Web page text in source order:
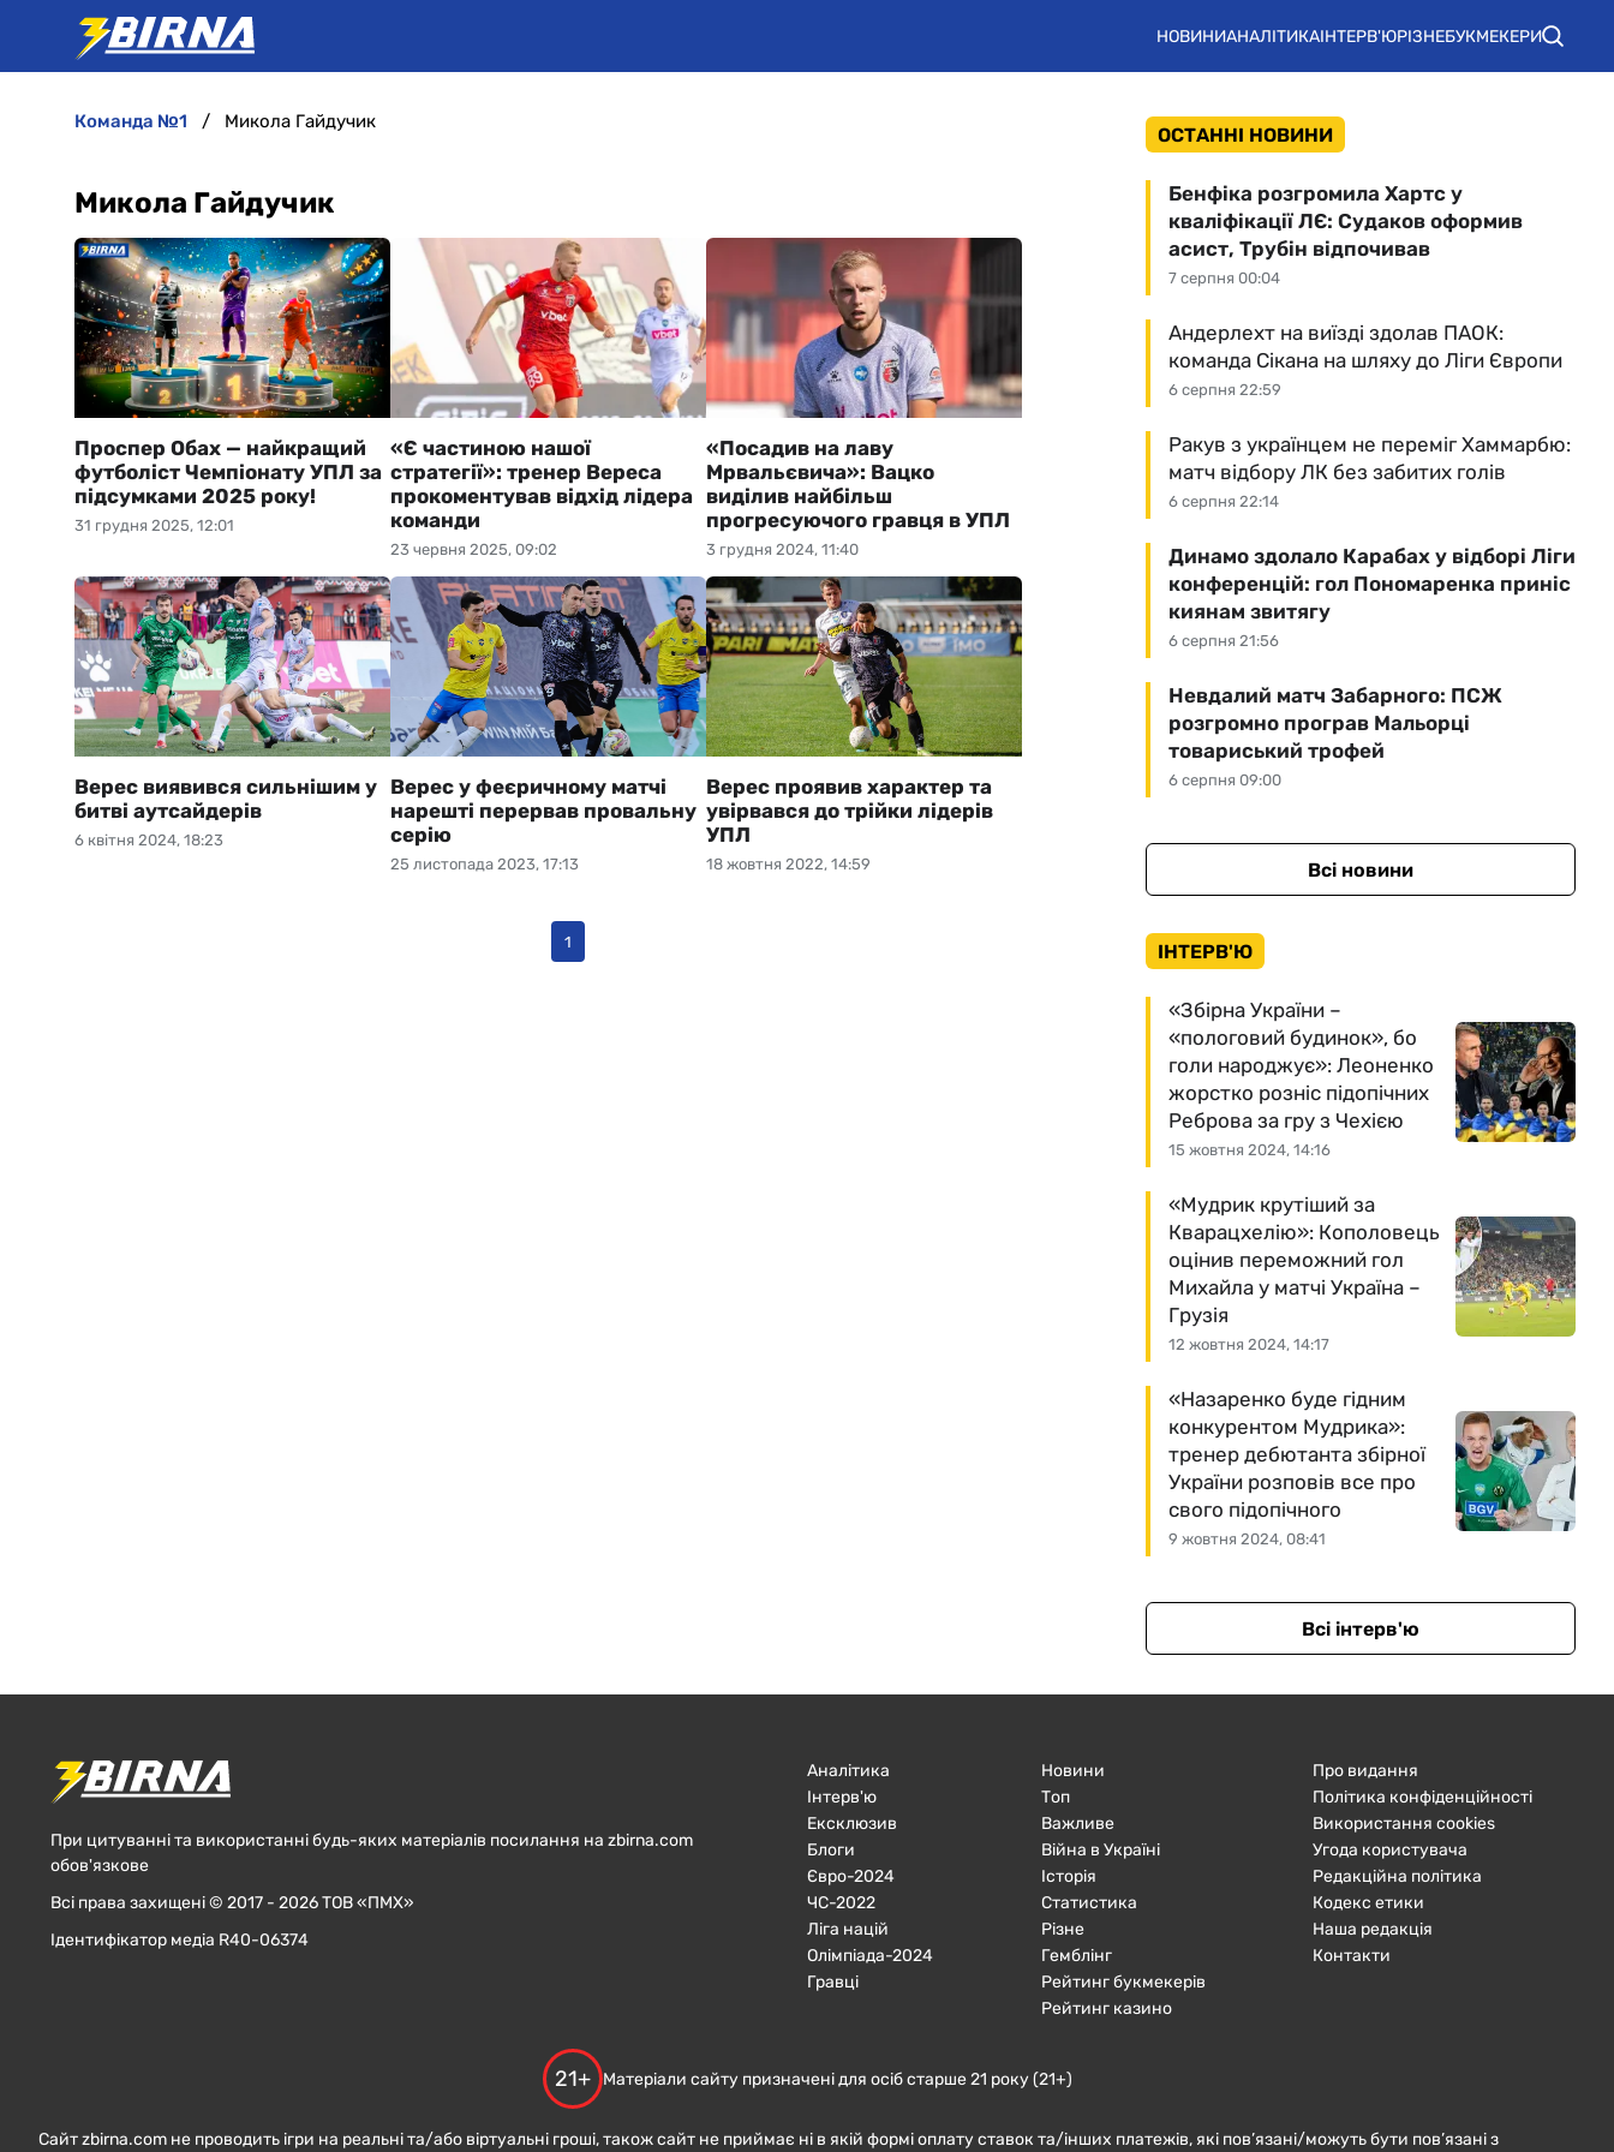
НОВИНИАНАЛІТИКАІНТЕРВ'ЮРІЗНЕБУКМЕКЕРИ
команда №1 Микола Гайдучик
Микола Гайдучик
31 грудня 2025, 12:01
Проспер Обах — найкращий
футболіст Чемпіонату УПЛ за
підсумками 2025 року!
23 червня 2025, 09:02
«Є частиною нашої
стратегії»: тренер Вереса
прокоментував відхід лідера
команди
3 грудня 2024, 11:40
«Посадив на лаву
Мрвальєвича»: Вацко
виділив найбільш
прогресуючого гравця в УПЛ
6 квітня 2024, 18:23
Верес виявився сильнішим у
битві аутсайдерів
25 листопада 2023, 17:13
Верес у феєричному матчі
нарешті перервав провальну
серію
18 жовтня 2022, 14:59
Верес проявив характер та
увірвався до трійки лідерів
УПЛ
1
ОСТАННІ НОВИНИ
7 серпня 00:04
Бенфіка розгромила Хартс у
кваліфікації ЛЄ: Судаков оформив
асист, Трубін відпочивав
6 серпня 22:59
Андерлехт на виїзді здолав ПАОК:
команда Сікана на шляху до Ліги Європи
6 серпня 22:14
Ракув з українцем не переміг Хаммарбю:
матч відбору ЛК без забитих голів
6 серпня 21:56
Динамо здолало Карабах у відборі Ліги
конференцій: гол Пономаренка приніс
киянам звитягу
6 серпня 09:00
Невдалий матч Забарного: ПСЖ
розгромно програв Мальорці
товариський трофей
Всі новини
ІНТЕРВ'Ю
15 жовтня 2024, 14:16
«Збірна України –
«пологовий будинок», бо
голи народжує»: Леоненко
жорстко розніс підопічних
Реброва за гру з Чехією
12 жовтня 2024, 14:17
«Мудрик крутіший за
Кварацхелію»: Кополовець
оцінив переможний гол
Михайла у матчі Україна –
Грузія
9 жовтня 2024, 08:41
«Назаренко буде гідним
конкурентом Мудрика»:
тренер дебютанта збірної
України розповів все про
свого підопічного
Всі інтерв'ю
При цитуванні та використанні будь-яких матеріалів посилання на zbirna.com
обов'язкове
Всі права захищені © 2017 - 2026 ТОВ «ПМХ»
Ідентифікатор медіа R40-06374
Аналітика
Інтерв'ю
Ексклюзив
Блоги
Євро-2024
ЧC-2022
Ліга націй
Олімпіада-2024
Гравці
Новини
Топ
Важливе
Війна в Україні
Історія
Статистика
Різне
Гемблінг
Рейтинг букмекерів
Рейтинг казино
Про видання
Політика конфіденційності
Використання cookies
Угода користувача
Редакційна політика
Кодекс етики
Наша редакція
Контакти
21+ Матеріали сайту призначені для осіб старше 21 року (21+)
Сайт zbirna.com не проводить ігри на реальні та/або віртуальні гроші, також сайт не приймає ні в якій формі оплату ставок та/інших платежів, які пов’язані/можуть бути пов’язані з